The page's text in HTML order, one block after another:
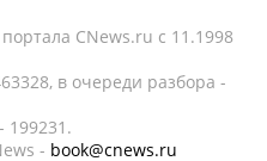
CNews.ru c 11.1998
в очереди разбора -
199231.
- book@cnews.ru